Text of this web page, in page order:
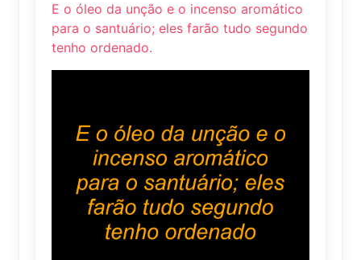
E o óleo da unção e o incenso aromático
para o santuário; eles farão tudo segundo
tenho ordenado.